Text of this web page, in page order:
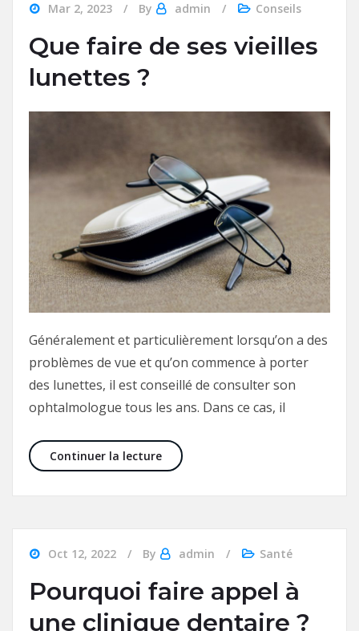
Mar 2, 2023 By admin Conseils
Que faire de ses vieilles
lunettes ?
Généralement et particulièrement lorsqu’on a des
problèmes de vue et qu’on commence à porter
des lunettes, il est conseillé de consulter son
ophtalmologue tous les ans. Dans ce cas, il
Continuer la lectureQue faire de ses vieilles lunettes ?
Oct 12, 2022 By admin Santé
Pourquoi faire appel à
une clinique dentaire ?